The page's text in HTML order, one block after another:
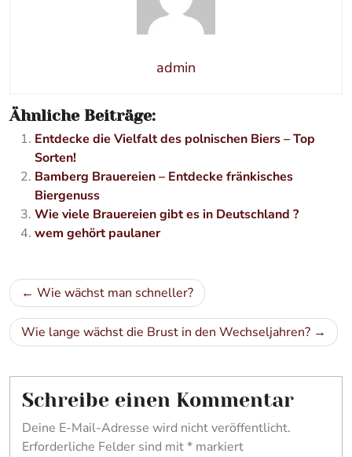
admin
Ähnliche Beiträge:
Entdecke die Vielfalt des polnischen Biers – Top
Sorten!
Bamberg Brauereien – Entdecke fränkisches
Biergenuss
Wie viele Brauereien gibt es in Deutschland ?
wem gehört paulaner
Beitragsnavigation
Wie wächst man schneller?
Wie lange wächst die Brust in den Wechseljahren?
Schreibe einen Kommentar
Deine E-Mail-Adresse wird nicht veröffentlicht.
Erforderliche Felder sind mit* markiert